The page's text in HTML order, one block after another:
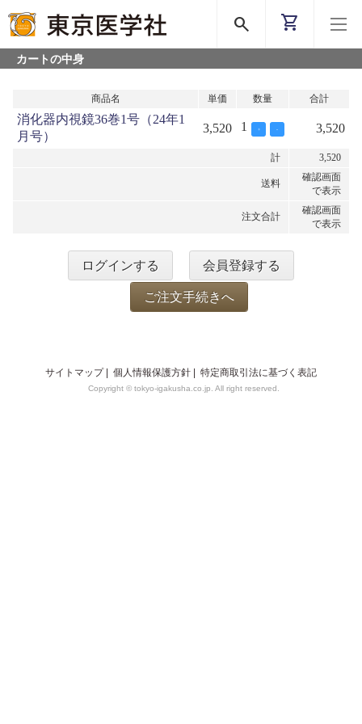
search shopping_cart
カートの中身
商品名 単価 数量 合計
消化器内視鏡36巻1号（24年1
月号）
3,520 1 + - 3,520
計 3,520
送料
確認画面
で表示
注文合計
確認画面
で表示
ログインする 会員登録する
ご注文手続きへ
サイトマップ| 個人情報保護方針 特定商取引法に基づく表記
Copyright © tokyo-igakusha.co.jp. All right reserved.